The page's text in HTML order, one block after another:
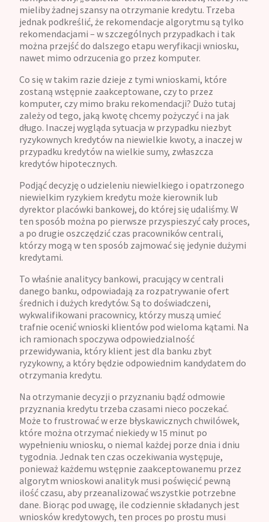
mieliby żadnej szansy na otrzymanie kredytu. Trzeba
jednak podkreślić, że rekomendacje algorytmu są tylko
rekomendacjami – w szczególnych przypadkach i tak
można przejść do dalszego etapu weryfikacji wniosku,
nawet mimo odrzucenia go przez komputer.
Co się w takim razie dzieje z tymi wnioskami, które
zostaną wstępnie zaakceptowane, czy to przez
komputer, czy mimo braku rekomendacji? Dużo tutaj
zależy od tego, jaką kwotę chcemy pożyczyć i na jak
długo. Inaczej wygląda sytuacja w przypadku niezbyt
ryzykownych kredytów na niewielkie kwoty, a inaczej w
przypadku kredytów na wielkie sumy, zwłaszcza
kredytów hipotecznych.
Podjąć decyzję o udzieleniu niewielkiego i opatrzonego
niewielkim ryzykiem kredytu może kierownik lub
dyrektor placówki bankowej, do której się udaliśmy. W
ten sposób można po pierwsze przyspieszyć cały proces,
a po drugie oszczędzić czas pracowników centrali,
którzy mogą w ten sposób zajmować się jedynie dużymi
kredytami.
To właśnie analitycy bankowi, pracujący w centrali
danego banku, odpowiadają za rozpatrywanie ofert
średnich i dużych kredytów. Są to doświadczeni,
wykwalifikowani pracownicy, którzy muszą umieć
trafnie ocenić wnioski klientów pod wieloma kątami. Na
ich ramionach spoczywa odpowiedzialność
przewidywania, który klient jest dla banku zbyt
ryzykowny, a który będzie odpowiednim kandydatem do
otrzymania kredytu.
Na otrzymanie decyzji o przyznaniu bądź odmowie
przyznania kredytu trzeba czasami nieco poczekać.
Może to frustrować w erze błyskawicznych chwilówek,
które można otrzymać niekiedy w 15 minut po
wypełnieniu wniosku, o niemal każdej porze dnia i dniu
tygodnia. Jednak ten czas oczekiwania występuje,
ponieważ każdemu wstępnie zaakceptowanemu przez
algorytm wnioskowi analityk musi poświęcić pewną
ilość czasu, aby przeanalizować wszystkie potrzebne
dane. Biorąc pod uwagę, ile codziennie składanych jest
wniosków kredytowych, ten proces po prostu musi